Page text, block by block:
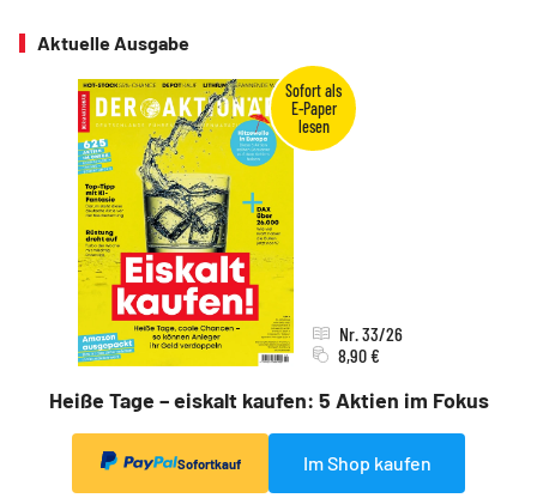
Aktuelle Ausgabe
Heiße Tage – eiskalt kaufen: 5 Aktien im Fokus
Nr. 33/26
8,90 €
Sofortkauf Im Shop kaufen